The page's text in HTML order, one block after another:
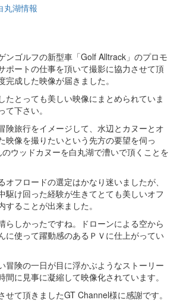
丸湖情報
ンゴルフの新型車「Golf Alltrack」のプロモ
ポートの仕事を頂いて撮影に協力させて頂
完成した映像が届きました。
たとっても美しい映像にまとめられていま
下さい。
険旅行をイメージして、水辺とカヌーとオ
映像を撮りたいという先方の要望を伺っ
ウッドカヌーを白丸湖で漕いで頂くことを
オフロードの選定はかなり迷いましたが、
駆け回った経験が生きてとても美しいオフ
することが出来ました。
らしかったですね。ドローンによる空から
に使って躍動感のあるＰＶに仕上がってい
冒険の一日が目に浮かぶようなストーリー
間に見事に凝縮して映像化されています。
せて頂きましたGT Channel様に感謝です。